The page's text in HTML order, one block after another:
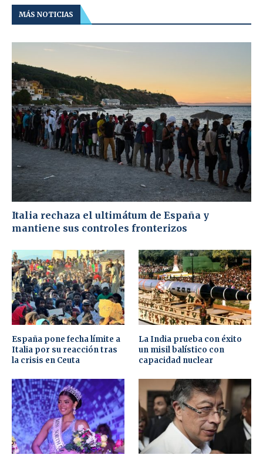
MÁS NOTICIAS
Italia rechaza el ultimátum de España y
mantiene sus controles fronterizos
España pone fecha límite a
Italia por su reacción tras
la crisis en Ceuta
La India prueba con éxito
un misil balístico con
capacidad nuclear